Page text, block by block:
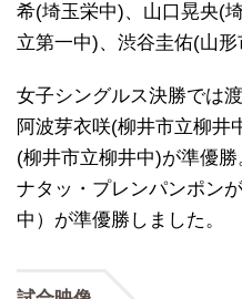
希(埼玉栄中)、山口晃央(
立第一中)、渋谷圭佑(山形
女子シングルス決勝では
阿波芽衣咲(柳井市立柳井
(柳井市立柳井中)が準優
ナタッ・プレンパンポン
中）が準優勝しました。